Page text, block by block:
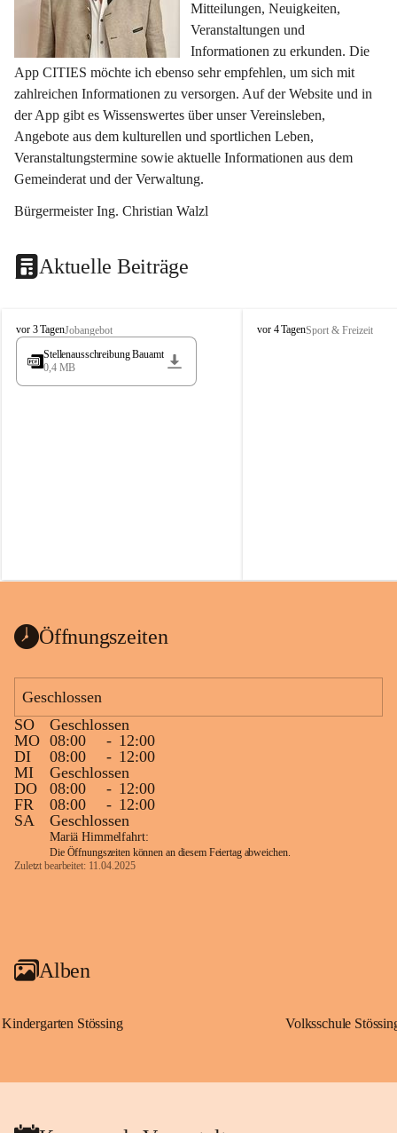
Mitteilungen, Neuigkeiten,
Veranstaltungen und
Informationen zu erkunden. Die
App CITIES möchte ich ebenso sehr empfehlen, um sich mit
zahlreichen Informationen zu versorgen. Auf der Website und in
der App gibt es Wissenswertes über unser Vereinsleben,
Angebote aus dem kulturellen und sportlichen Leben,
Veranstaltungstermine sowie aktuelle Informationen aus dem
Gemeinderat und der Verwaltung.
Bürgermeister Ing. Christian Walzl
Aktuelle Beiträge
S
t
s
vor 3 TagenJobangebot
Stellenausschreibung Bauamt
0,4 MB
S
vor 4 TagenSport & Freizeit
Öffnungszeiten
Geschlossen
SO
Geschlossen
MO 08:00 - 12:00
DI
08:00 - 12:00
MI
Geschlossen
DO
08:00 - 12:00
FR
08:00 - 12:00
SA
Geschlossen
Mariä Himmelfahrt:
Die Öffnungszeiten können an diesem Feiertag abweichen.
Zuletzt bearbeitet: 11.04.2025
Alben
Kindergarten Stössing Volksschule